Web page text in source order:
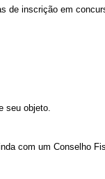
de inscrição em
seu objeto.
com um Conselho